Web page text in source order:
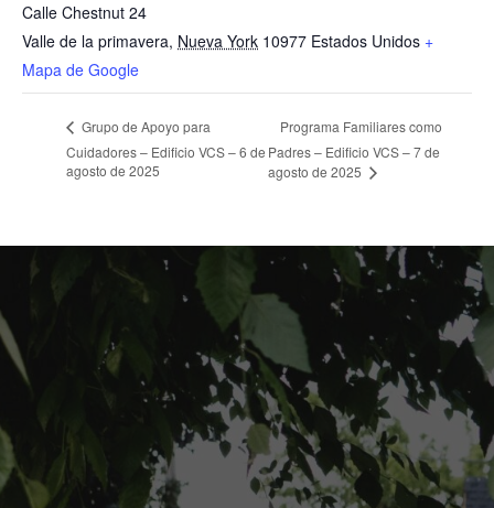
Calle Chestnut 24
Valle de la primavera, Nueva York 10977 Estados Unidos +
Mapa de Google
Grupo de Apoyo para
Cuidadores – Edificio VCS – 6 de
agosto de 2025
Programa Familiares como
Padres – Edificio VCS – 7 de
agosto de 2025